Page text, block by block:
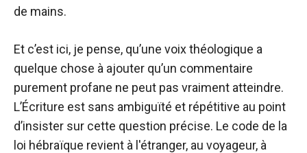
de mains.
Et c’est ici, je pense, qu’une voix théologique a
quelque chose à ajouter qu’un commentaire
purement profane ne peut pas vraiment atteindre.
L’Écriture est sans ambiguïté et répétitive au point
d’insister sur cette question précise. Le code de la
loi hébraïque revient à l'étranger, au voyageur, à